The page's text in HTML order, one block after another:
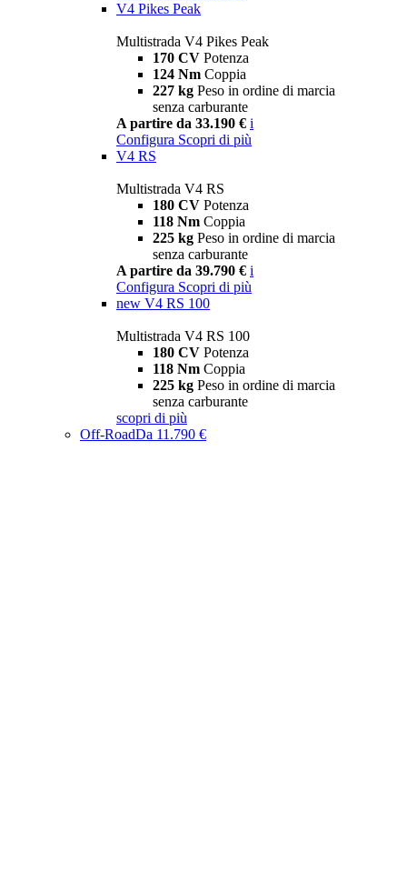
V4 Pikes Peak
Multistrada V4 Pikes Peak
170 CV Potenza
124 Nm Coppia
227 kg Peso in ordine di marcia
senza carburante
A partire da 33.190 € i
Configura Scopri di più
V4 RS
Multistrada V4 RS
180 CV Potenza
118 Nm Coppia
225 kg Peso in ordine di marcia
senza carburante
A partire da 39.790 € i
Configura Scopri di più
new V4 RS 100
Multistrada V4 RS 100
180 CV Potenza
118 Nm Coppia
225 kg Peso in ordine di marcia
senza carburante
scopri di più
Off-RoadDa 11.790 €